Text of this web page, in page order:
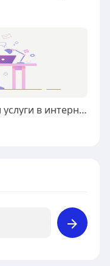
Как научится продавать свои услуги в интернете дорого?